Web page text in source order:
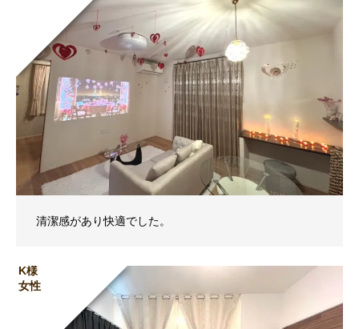
清潔感があり快適でした。
K様
女性